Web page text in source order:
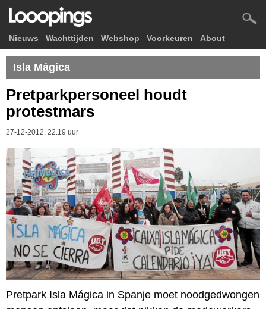
Nieuws Wachttijden Webshop Voorkeuren About
Isla Mágica
Pretparkpersoneel houdt
protestmars
27-12-2012, 22.19 uur
Pretpark Isla Mágica in Spanje moet noodgedwongen